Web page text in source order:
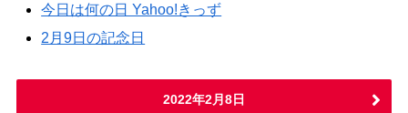
今日は何の日 Yahoo!きっず
2月9日の記念日
2022年2月8日